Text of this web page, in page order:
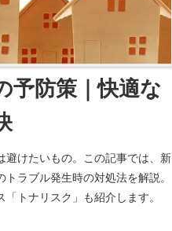
予防策｜快適な
避けたいもの。この記事では、新
ラブル発生時の対処法を解説。
トナリスク」も紹介します。